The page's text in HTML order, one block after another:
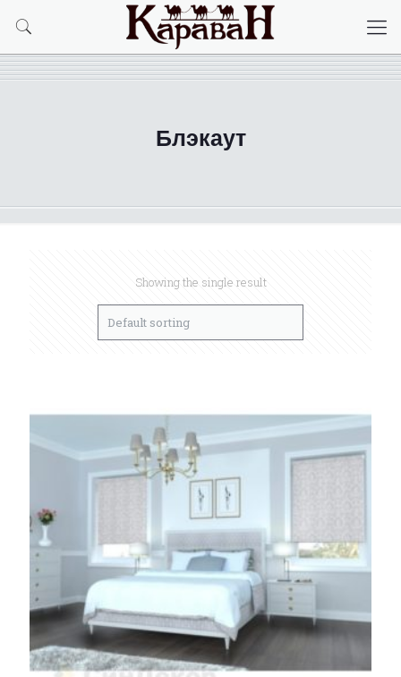
Блэкаут
Showing the single result